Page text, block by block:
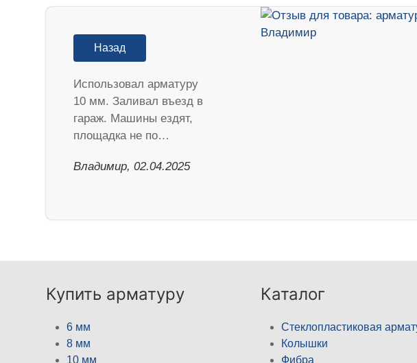
Назад
Использовал арматуру
10 мм. Заливал въезд в
гараж. Машины ездят,
площадка не по…
Владимир, 02.04.2025
Купить арматуру
6 мм
8 мм
10 мм
Каталог
Стеклопластиковая
Колышки
Фибра